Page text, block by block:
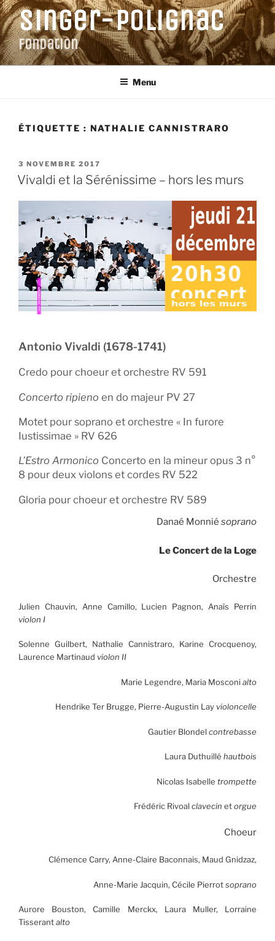
Aller
au
contenu
principal
Singer-Polignac
Fondation
Menu
ÉTIQUETTE : NATHALIE CANNISTRARO
PUBLIÉ
LE
3 NOVEMBRE 2017
Vivaldi et la Sérénissime – hors les murs
Antonio Vivaldi (1678-1741)
Credo pour choeur et orchestre RV 591
Concerto ripieno en do majeur PV 27
Motet pour soprano et orchestre « In furore
Iustissimae » RV 626
L’Estro Armonico Concerto en la mineur opus 3 n°
8 pour deux violons et cordes RV 522
Gloria pour choeur et orchestre RV 589
Danaé Monnié soprano
Le Concert de la Loge
Orchestre
Julien Chauvin, Anne Camillo, Lucien Pagnon, Anaïs Perrin
violon I
Solenne Guilbert, Nathalie Cannistraro, Karine Crocquenoy,
Laurence Martinaud violon II
Marie Legendre, Maria Mosconi alto
Hendrike Ter Brugge, Pierre-Augustin Lay violoncelle
Gautier Blondel contrebasse
Laura Duthuillé hautbois
Nicolas Isabelle trompette
Frédéric Rivoal clavecin etorgue
Choeur
Clémence Carry, Anne-Claire Baconnais, Maud Gnidzaz,
Anne-Marie Jacquin, Cécile Pierrotsoprano
Aurore Bouston, Camille Merckx, Laura Muller, Lorraine
Tisserantalto